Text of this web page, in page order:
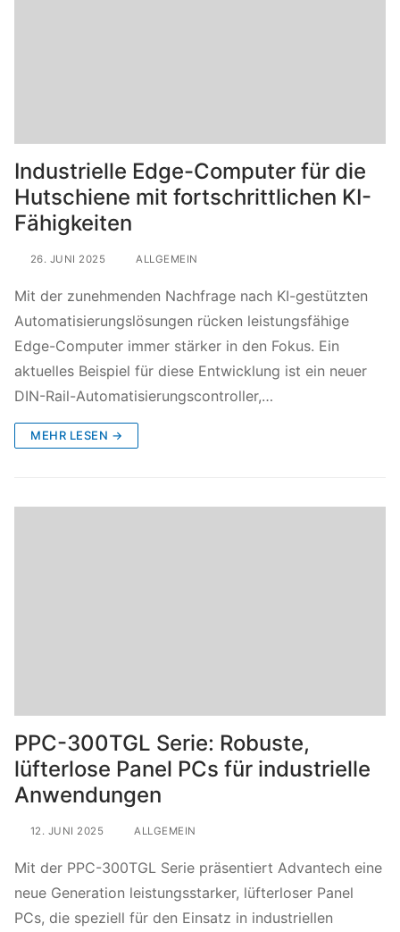
Industrielle Edge-Computer für die
Hutschiene mit fortschrittlichen KI-
Fähigkeiten
26. JUNI 2025 ALLGEMEIN
Mit der zunehmenden Nachfrage nach KI-gestützten
Automatisierungslösungen rücken leistungsfähige
Edge-Computer immer stärker in den Fokus. Ein
aktuelles Beispiel für diese Entwicklung ist ein neuer
DIN-Rail-Automatisierungscontroller,…
MEHR LESEN →
PPC-300TGL Serie: Robuste,
lüfterlose Panel PCs für industrielle
Anwendungen
12. JUNI 2025 ALLGEMEIN
Mit der PPC-300TGL Serie präsentiert Advantech eine
neue Generation leistungsstarker, lüfterloser Panel
PCs, die speziell für den Einsatz in industriellen